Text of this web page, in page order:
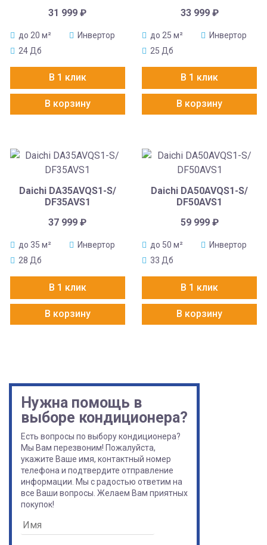
31 999₽
до 20 м²
Инвертор
24 Дб
В 1 клик
В корзину
33 999 ₽
до 25 м²
Инвертор
25 Дб
В 1 клик
В корзину
Daichi DA35AVQS1-S/
DF35AVS1
37 999₽
до 35 м²
Инвертор
28 Дб
В 1 клик
В корзину
Daichi DA50AVQS1-S/
DF50AVS1
59 999 ₽
до 50 м²
Инвертор
33 Дб
В 1 клик
В корзину
Нужна помощь в
выборе кондиционера?
Есть вопросы по выбору кондиционера?
Мы Вам перезвоним! Пожалуйста,
укажите Ваше имя, контактный номер
телефона и подтвердите отправление
информации. Мы с радостью ответим на
все Ваши вопросы. Желаем Вам приятных
покупок!